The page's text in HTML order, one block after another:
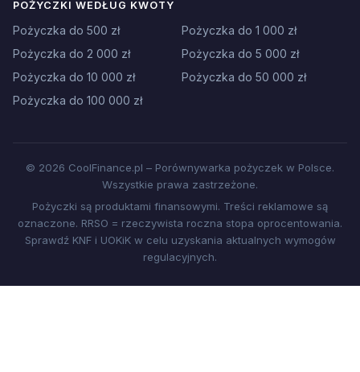
POŻYCZKI WEDŁUG KWOTY
Pożyczka do 500 zł
Pożyczka do 1 000 zł
Pożyczka do 2 000 zł
Pożyczka do 5 000 zł
Pożyczka do 10 000 zł
Pożyczka do 50 000 zł
Pożyczka do 100 000 zł
© 2026 CoolFinance.pl – Porównywarka pożyczek w Polsce.
Wszystkie prawa zastrzeżone.
Pożyczki są produktami finansowymi. Treści reklamowe są
oznaczone. RRSO = rzeczywista roczna stopa oprocentowania.
Sprawdź KNF i UOKiK w celu uzyskania aktualnych wymogów
regulacyjnych.